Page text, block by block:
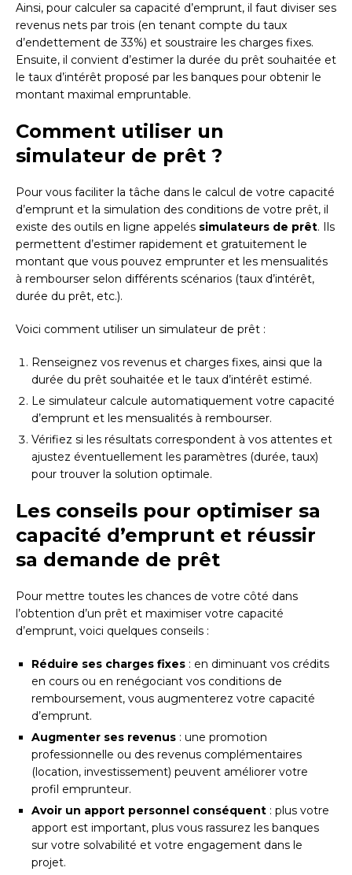
Ainsi, pour calculer sa capacité d’emprunt, il faut diviser ses
revenus nets par trois (en tenant compte du taux
d’endettement de 33%) et soustraire les charges fixes.
Ensuite, il convient d’estimer la durée du prêt souhaitée et
le taux d’intérêt proposé par les banques pour obtenir le
montant maximal empruntable.
Comment utiliser un
simulateur de prêt ?
Pour vous faciliter la tâche dans le calcul de votre capacité
d’emprunt et la simulation des conditions de votre prêt, il
existe des outils en ligne appelés simulateurs de prêt. Ils
permettent d’estimer rapidement et gratuitement le
montant que vous pouvez emprunter et les mensualités
à rembourser selon différents scénarios (taux d’intérêt,
durée du prêt, etc.).
Voici comment utiliser un simulateur de prêt :
Renseignez vos revenus et charges fixes, ainsi que la
durée du prêt souhaitée et le taux d’intérêt estimé.
Le simulateur calcule automatiquement votre capacité
d’emprunt et les mensualités à rembourser.
Vérifiez si les résultats correspondent à vos attentes et
ajustez éventuellement les paramètres (durée, taux)
pour trouver la solution optimale.
Les conseils pour optimiser sa
capacité d’emprunt et réussir
sa demande de prêt
Pour mettre toutes les chances de votre côté dans
l’obtention d’un prêt et maximiser votre capacité
d’emprunt, voici quelques conseils :
Réduire ses charges fixes : en diminuant vos crédits
en cours ou en renégociant vos conditions de
remboursement, vous augmenterez votre capacité
d’emprunt.
Augmenter ses revenus : une promotion
professionnelle ou des revenus complémentaires
(location, investissement) peuvent améliorer votre
profil emprunteur.
Avoir un apport personnel conséquent : plus votre
apport est important, plus vous rassurez les banques
sur votre solvabilité et votre engagement dans le
projet.